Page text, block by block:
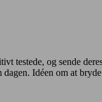
testede, og sende
Idéen om at